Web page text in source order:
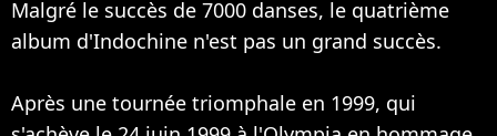
Malgré le succès de 7000 danses, le quatrième
album d'Indochine n'est pas un grand succès.
Après une tournée triomphale en 1999, qui